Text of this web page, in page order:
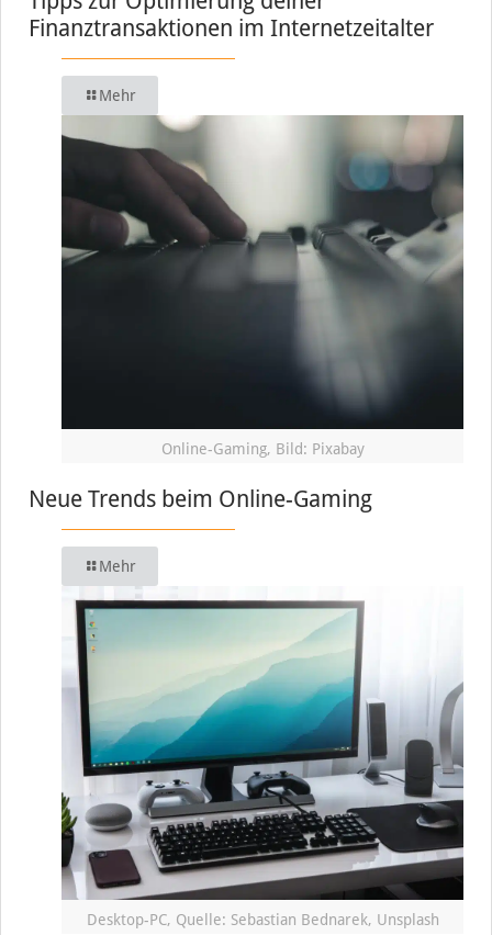
Finanztransaktionen im Internetzeitalter
Mehr
Online-Gaming, Bild: Pixabay
Neue Trends beim Online-Gaming
Mehr
Desktop-PC, Quelle: Sebastian Bednarek, Unsplash